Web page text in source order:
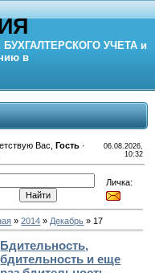
БУХГАЛТЕРСКОГО УЧЕТА и
в
Вас ,Гость ·
06.08.2026,
10:32
Личка:
»2014 » Декабрь » 17
Бдительность,
бдительность и еще